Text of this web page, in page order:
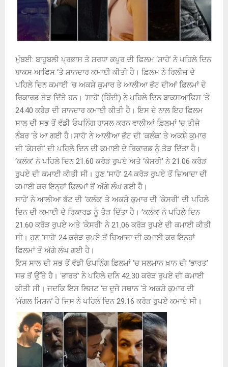
ਮੁੰਬਈ: ਬਾਹੂਬਲੀ ਪ੍ਰਭਾਸ ਤੇ ਸ਼ਰਧਾ ਕਪੂਰ ਦੀ ਫ਼ਿਲਮ ‘ਸਾਹੋ’ ਨੇ ਪਹਿਲੇ ਦਿਨ
ਬਾਕਸ ਆਫਿਸ ‘ਤੇ ਸ਼ਾਨਦਾਰ ਕਮਾਈ ਕੀਤੀ ਹੈ। ਫ਼ਿਲਮ ਨੇ ਰਿਲੀਜ਼ ਦੇ
ਪਹਿਲੇ ਦਿਨ ਕਮਾਈ ‘ਚ ਅਕਸ਼ੇ ਕੁਮਾਰ ਤੇ ਆਲੀਆ ਭੱਟ ਦੀਆਂ ਫ਼ਿਲਮਾਂ ਦੇ
ਰਿਕਾਰਡ ਤੋੜ ਦਿੱਤੇ ਹਨ। ‘ਸਾਹੋ’ (ਹਿੰਦੀ) ਨੇ ਪਹਿਲੇ ਦਿਨ ਬਾਕਸਆਫਿਸ ‘ਤੇ
24.40 ਕਰੋੜ ਦੀ ਸ਼ਾਨਦਾਰ ਕਮਾਈ ਕੀਤੀ ਹੈ। ਇਸ ਦੇ ਨਾਲ ਇਹ ਫ਼ਿਲਮ
ਸਾਲ ਦੀ ਸਭ ਤੋਂ ਵੱਡੀ ਓਪਨਿੰਗ ਹਾਸਲ ਕਰਨ ਵਾਲੀਆਂ ਫ਼ਿਲਮਾਂ ‘ਚ ਤੀਜੇ
ਨੰਬਰ ‘ਤੇ ਆ ਗਈ ਹੈ।ਸਾਹੋ’ ਨੇ ਆਲੀਆ ਭੱਟ ਦੀ ‘ਕਲੰਕ’ ਤੇ ਅਕਸ਼ੇ ਕੁਮਾਰ
ਦੀ ‘ਕੇਸਰੀ’ ਦੀ ਪਹਿਲੇ ਦਿਨ ਦੀ ਕਮਾਈ ਦੇ ਰਿਕਾਰਡ ਨੂੰ ਤੋੜ ਦਿੱਤਾ ਹੈ।
‘ਕਲੰਕ’ ਨੇ ਪਹਿਲੇ ਦਿਨ 21.60 ਕਰੋੜ ਰੁਪਏ ਅਤੇ ‘ਕੇਸਰੀ’ ਨੇ 21.06 ਕਰੋੜ
ਰੁਪਏ ਦੀ ਕਮਾਈ ਕੀਤੀ ਸੀ। ਹੁਣ ‘ਸਾਹੋ’ 24 ਕਰੋੜ ਰੁਪਏ ਤੋਂ ਜ਼ਿਆਦਾ ਦੀ
ਕਮਾਈ ਕਰ ਇਨ੍ਹਾਂ ਫ਼ਿਲਮਾਂ ਤੋਂ ਅੱਗੇ ਲੰਘ ਗਈ ਹੈ।
ਸਾਹੋ’ ਨੇ ਆਲੀਆ ਭੱਟ ਦੀ ‘ਕਲੰਕ’ ਤੇ ਅਕਸ਼ੇ ਕੁਮਾਰ ਦੀ ‘ਕੇਸਰੀ’ ਦੀ ਪਹਿਲੇ
ਦਿਨ ਦੀ ਕਮਾਈ ਦੇ ਰਿਕਾਰਡ ਨੂੰ ਤੋੜ ਦਿੱਤਾ ਹੈ। ‘ਕਲੰਕ’ ਨੇ ਪਹਿਲੇ ਦਿਨ
21.60 ਕਰੋੜ ਰੁਪਏ ਅਤੇ ‘ਕੇਸਰੀ’ ਨੇ 21.06 ਕਰੋੜ ਰੁਪਏ ਦੀ ਕਮਾਈ ਕੀਤੀ
ਸੀ। ਹੁਣ ‘ਸਾਹੋ’ 24 ਕਰੋੜ ਰੁਪਏ ਤੋਂ ਜ਼ਿਆਦਾ ਦੀ ਕਮਾਈ ਕਰ ਇਨ੍ਹਾਂ
ਫ਼ਿਲਮਾਂ ਤੋਂ ਅੱਗੇ ਲੰਘ ਗਈ ਹੈ।
ਇਸ ਸਾਲ ਦੀ ਸਭ ਤੋਂ ਵੱਡੀ ਓਪਨਿੰਗ ਫ਼ਿਲਮਾਂ ‘ਚ ਸਲਮਾਨ ਖ਼ਾਨ ਦੀ ‘ਭਾਰਤ’
ਸਭ ਤੋਂ ਉੱਤੇ ਹੈ। ‘ਭਾਰਤ’ ਨੇ ਪਹਿਲੇ ਦਨਿ 42.30 ਕਰੋੜ ਰੁਪਏ ਦੀ ਕਮਾਈ
ਕੀਤੀ ਸੀ। ਜਦਕਿ ਇਸ ਲਿਸਟ ‘ਚ ਦੂਜੇ ਸਥਾਨ ‘ਤੇ ਅਕਸ਼ੇ ਕੁਮਾਰ ਦੀ
‘ਮੰਗਲ ਮਿਸ਼ਨ’ ਹੈ ਜਿਸ ਨੇ ਪਹਿਲੇ ਦਿਨ 29.16 ਕਰੋੜ ਰੁਪਏ ਕਮਾਏ ਸੀ।